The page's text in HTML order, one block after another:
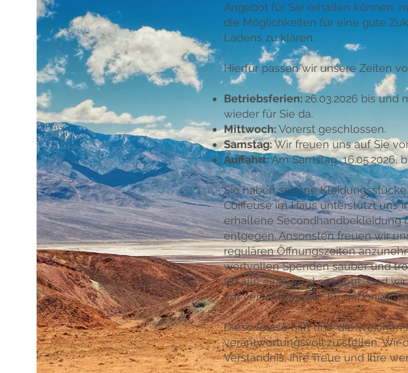
Angebot für Sie erhalten können,
die Möglichkeiten für eine gute
Ladens zu klären.
Hierfür passen wir unsere Zeiten
Betriebsferien: 26.03.2026 bis und
wieder für Sie da.
Mittwoch:Vorerst geschlossen.
Samstag:Wir freuen uns auf Sie
Auffahrt:Am Samstag,
Sie haben schöne
Coiffeuse im Haus unterstützt uns
erhaltene Secondhandbekleidung
entgegen. Ansonsten freuen wir
regulären Öffnungszeiten
wertvollen Spenden sauber und
für alle einladend aussieht, sind
vor verschlossener Tür deponiert
Diese Phase hilft uns, die
verantwortungsvoll zu stellen. Wir
Verständnis, Ihre Treue und Ihre